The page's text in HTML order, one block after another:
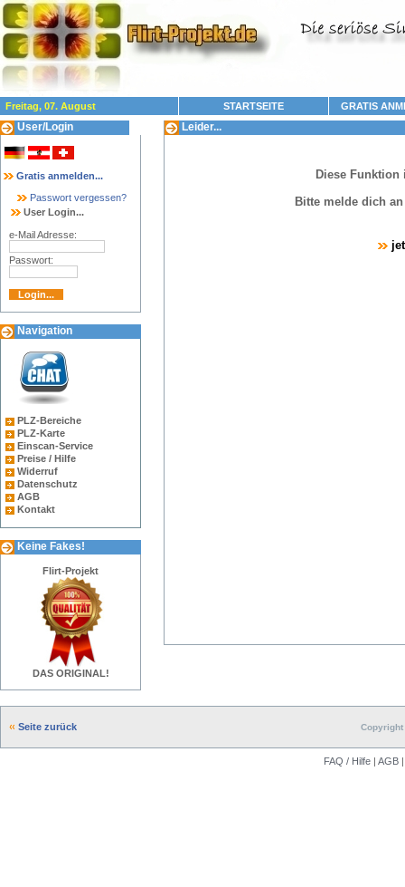
Freitag, 07. August STARTSEITE GRATIS
User/Login
Gratis anmelden...
Passwort vergessen?
User Login...
e-Mail Adresse:
Passwort:
Navigation
PLZ-Bereiche
PLZ-Karte
Einscan-Service
Preise / Hilfe
Widerruf
Datenschutz
AGB
Kontakt
Keine Fakes!
Flirt-Projekt
DAS ORIGINAL!
Leider...
Diese
Bitte melde dich
Seite zurück
FAQ / Hilfe | AGB